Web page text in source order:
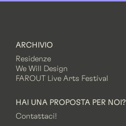
ARCHIVIO
Residenze
We Will Design
FAROUT Live Arts Festival
HAI UNA PROPOSTA PER NOI?
Contattaci!